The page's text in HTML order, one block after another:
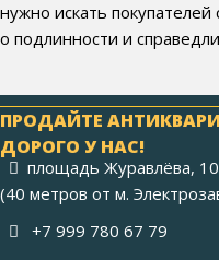
нужно искать покупателей
о подлинности и
ПРОДАЙТЕ
ДОРОГО У НАС!
площадь Журавлёва,
(40 метров от м.
+7 999 780 67 79